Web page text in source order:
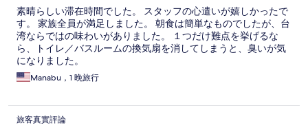
素晴らしい滞在時間でした。 スタッフの心遣いが嬉しかったで
す。 家族全員が満足しました。 朝食は簡単なものでしたが、台
湾ならではの味わいがありました。 １つだけ難点を挙げるな
ら、トイレ／バスルームの換気扇を消してしまうと、臭いが気
になりました。
Manabu，1 晚旅行
旅客真實評論